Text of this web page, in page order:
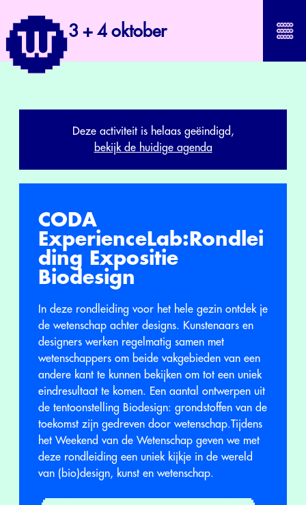
3 + 4 oktober
Deze activiteit is helaas geëindigd,
bekijk de huidige agenda
CODA
ExperienceLab:Rondlei
ding Expositie
Biodesign
In deze rondleiding voor het hele gezin ontdek je
de wetenschap achter designs. Kunstenaars en
designers werken regelmatig samen met
wetenschappers om beide vakgebieden van een
andere kant te kunnen bekijken om tot een uniek
eindresultaat te komen. Een aantal ontwerpen uit
de tentoonstelling Biodesign: grondstoffen van de
toekomst zijn gedreven door wetenschap.Tijdens
het Weekend van de Wetenschap geven we met
deze rondleiding een uniek kijkje in de wereld
van (bio)design, kunst en wetenschap.